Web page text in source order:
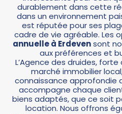
durablement dans cette
dans un environnement
est réputée pour ses
cadre de vie agréable. Les
annuelleà Erdevensont
aux préférences et
L’Agence des druides,
marché immobilier
connaissance approfondie
accompagne chaque
biens adaptés, que ce soit
location. Nous offrons